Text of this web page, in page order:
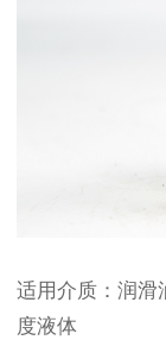
适用介质：润滑
度液体